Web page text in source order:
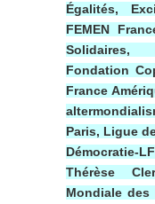
Égalités,
FEMEN
Solidaires,
Fondation
France
Paris, Ligue
Thérèse
Mondiale des